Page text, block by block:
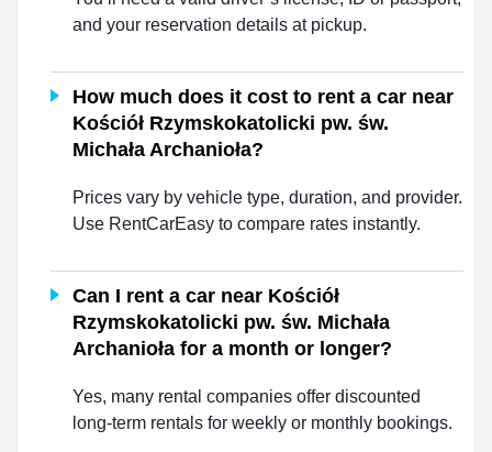
and your reservation details at pickup.
How much does it cost to rent a car near
Kościół Rzymskokatolicki pw. św.
Michała Archanioła?
Prices vary by vehicle type, duration, and provider.
Use RentCarEasy to compare rates instantly.
Can I rent a car near Kościół
Rzymskokatolicki pw. św. Michała
Archanioła for a month or longer?
Yes, many rental companies offer discounted
long-term rentals for weekly or monthly bookings.